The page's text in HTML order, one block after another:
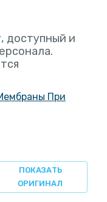
доступный и
При
ПОКАЗАТЬ
ОРИГИНАЛ